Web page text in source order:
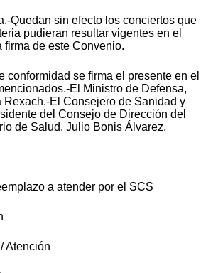
Quedan sin efecto los conciertos que
pudieran resultar vigentes en el
firma de este Convenio.
conformidad se firma el presente en el
El Ministro de Defensa,
Rexach.-El Consejero de Sanidad y
del Consejo de Dirección del
de Salud, Julio Bonis Álvarez.
a atender por el SCS
Atención